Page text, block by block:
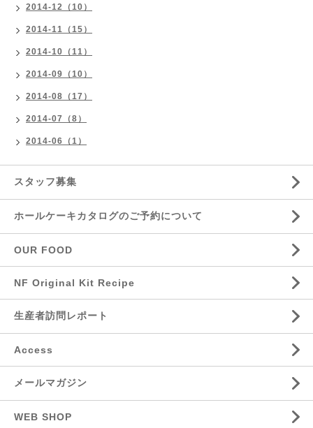
2014-12（10）
2014-11（15）
2014-10（11）
2014-09（10）
2014-08（17）
2014-07（8）
2014-06（1）
スタッフ募集
ホールケーキカタログのご予約について
OUR FOOD
NF Original Kit Recipe
生産者訪問レポート
Access
メールマガジン
WEB SHOP